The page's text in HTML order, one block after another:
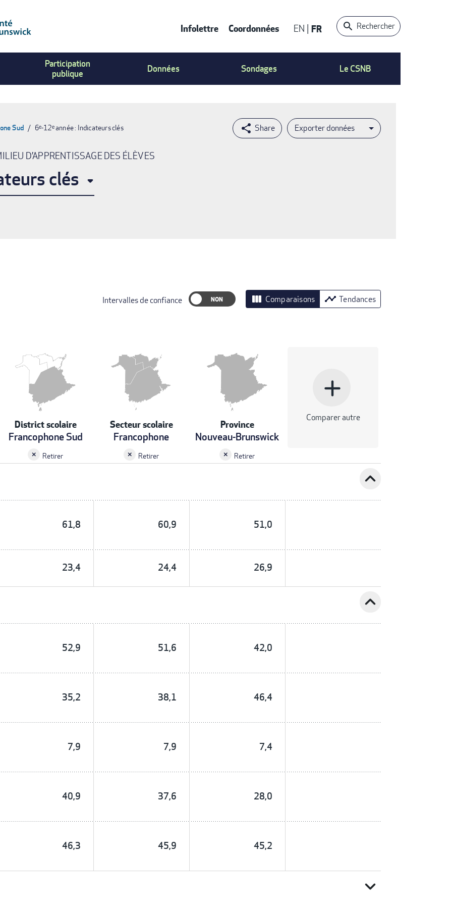
Contact
Menu
Infolettre Coordonnées EN FR Rechercher
Participation
publique
Données Sondages Le CSNB
Exporter données
Sud 6ᵉ-12ᵉ année : Indicateurs clés
D’APPRENTISSAGE DES ÉLÈVES
clés
Intervalles de confiance view_column Comparaisons timeline Tendances
District scolaire
Francophone Sud
Retirer
Secteur scolaire
Francophone
Retirer
Province
Nouveau-Brunswick
Retirer
add
Comparer autre
expand_less
61,8 60,9 51,0
23,4 24,4 26,9
expand_less
52,9 51,6 42,0
35,2 38,1 46,4
7,9 7,9 7,4
40,9 37,6 28,0
46,3 45,9 45,2
expand_more